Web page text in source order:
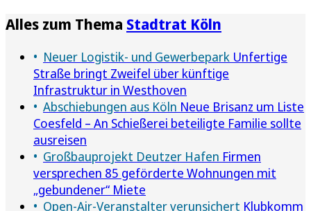
Alles zum Thema Stadtrat Köln
Neuer Logistik- und Gewerbepark Unfertige
Straße bringt Zweifel über künftige
Infrastruktur in Westhoven
Abschiebungen aus Köln Neue Brisanz um Liste
Coesfeld – An Schießerei beteiligte Familie sollte
ausreisen
Großbauprojekt Deutzer Hafen Firmen
versprechen 85 geförderte Wohnungen mit
„gebundener“ Miete
Open-Air-Veranstalter verunsichert Klubkomm